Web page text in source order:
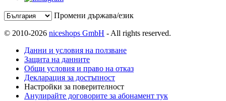
Промени държава/език
© 2010-2026 niceshops GmbH - All rights reserved.
Данни и условия на ползване
Защита на данните
Общи условия и право на отказ
Декларация за достъпност
Настройки за поверителност
Анулирайте договорите за абонамент тук